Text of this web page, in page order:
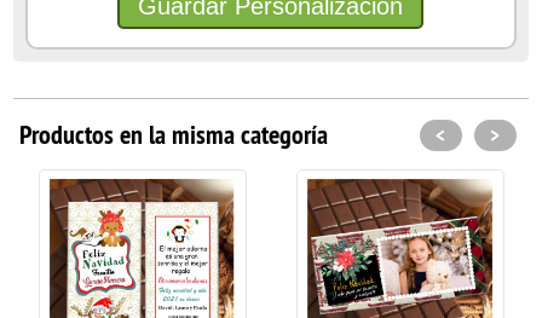
Productos en la misma categoría < >